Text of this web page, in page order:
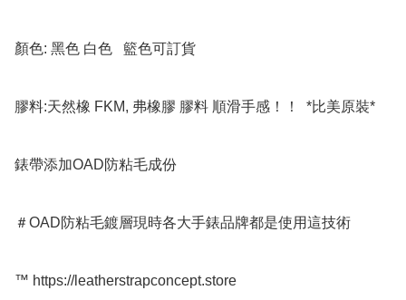
顏色: 黑色 白色   籃色可訂貨
膠料:天然橡 FKM, 弗橡膠 膠料 順滑手感！！  *比美原裝*
錶帶添加OAD防粘毛成份
＃OAD防粘毛鍍層現時各大手錶品牌都是使用這技術
™️ https://leatherstrapconcept.store